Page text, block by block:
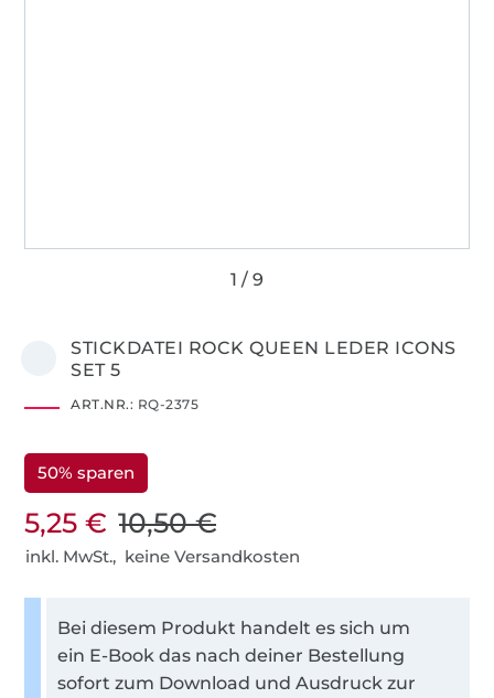
STICKDATEI ROCK QUEEN LEDER ICONS
SET 5
ART.NR.: RQ-2375
50% sparen
5,25 € 10,50 €
inkl. MwSt., keine Versandkosten
Bei diesem Produkt handelt es sich um
ein E-Book das nach deiner Bestellung
sofort zum Download und Ausdruck zur